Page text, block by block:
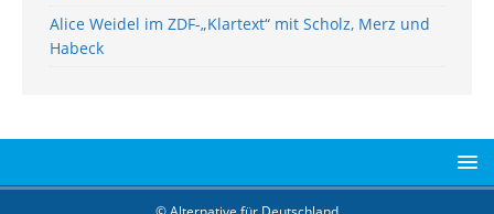
Alice Weidel im ZDF-„Klartext“ mit Scholz, Merz und
Habeck